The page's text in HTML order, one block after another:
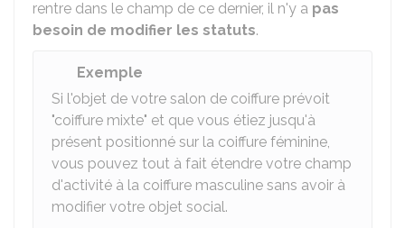
rentre dans le champ de ce dernier, il n'y a pas
besoin de modifier les statuts.
Exemple
Si l'objet de votre salon de coiffure prévoit
"coiffure mixte" et que vous étiez jusqu'à
présent positionné sur la coiffure féminine,
vous pouvez tout à fait étendre votre champ
d'activité à la coiffure masculine sans avoir à
modifier votre objet social.